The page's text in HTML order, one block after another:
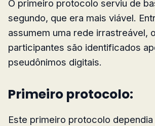
O primeiro protocolo serviu de
segundo, que era mais viável.
assumem uma rede irrastreável,
participantes são identificados
pseudônimos digitais.
Primeiro protocolo:
Este primeiro protocolo dependia